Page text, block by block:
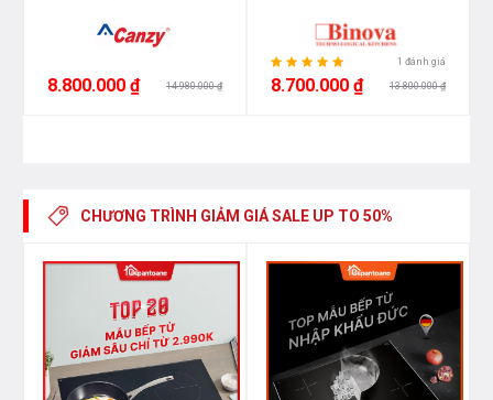
8.800.000 ₫ 14.980.000 ₫
1 đánh giá
8.700.000 ₫ 13.800.000 ₫
CHƯƠNG TRÌNH GIẢM GIÁSALE UP TO 50%